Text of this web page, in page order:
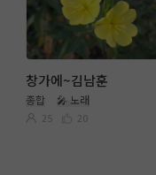
창가에~김남훈
종합 🎤 노래
25 20